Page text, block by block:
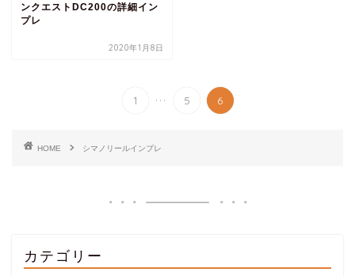
ンクエストDC200の詳細イン
プレ
2020年1月8日
1 ... 5 6
HOME シマノリールインプレ
カテゴリー